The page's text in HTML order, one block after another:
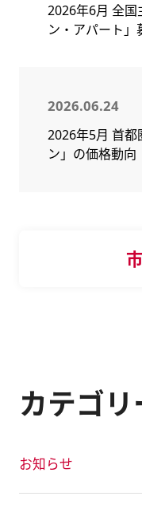
2026年6月 全国
ン・アパート」
2026.06.24
2026年5月 首都
ン」の価格動向
カテゴ
お知らせ